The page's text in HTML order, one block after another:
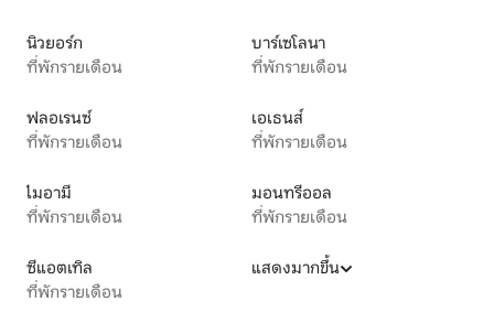
นิวยอร์ก
ที่พักรายเดือน
บาร์เซโลนา
ที่พักรายเดือน
ฟลอเรนซ์
ที่พักรายเดือน
เอเธนส์
ที่พักรายเดือน
ไมอามี
ที่พักรายเดือน
มอนทรีออล
ที่พักรายเดือน
ซีแอตเทิล
ที่พักรายเดือน
แสดงมากขึ้น